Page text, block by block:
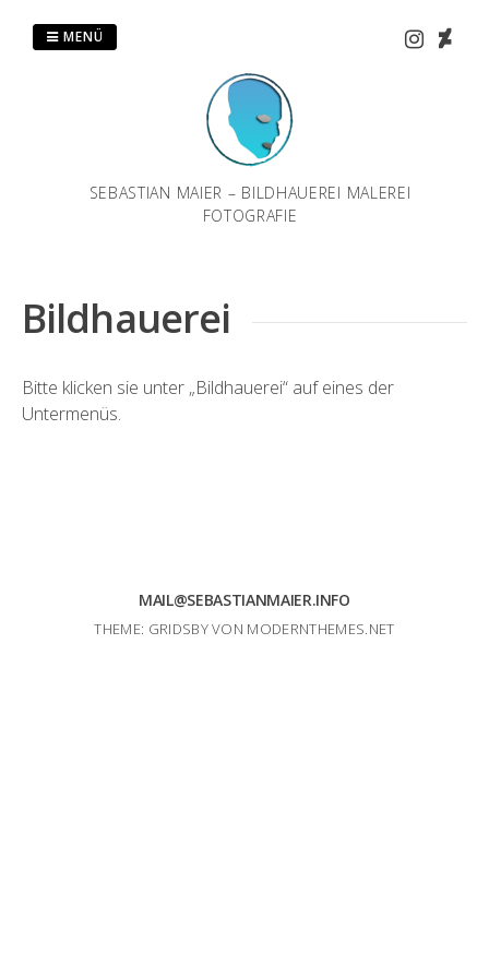
SEBASTIAN MAIER – BILDHAUEREI MALEREI
FOTOGRAFIE
MENÜ
Bildhauerei
Bitte klicken sie unter „Bildhauerei“ auf eines der
Untermenüs.
MAIL@SEBASTIANMAIER.INFO
THEME: GRIDSBY VON MODERNTHEMES.NET